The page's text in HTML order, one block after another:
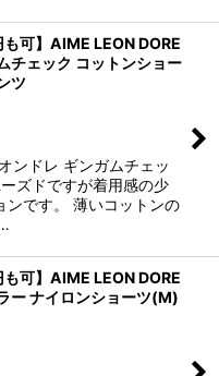
も可】AIME LEON DORE
チェック コットンショー
ツ
ンドレ ギンガムチェッ
ズドですが着用感の少
ンです。 薄いコットンの
も可】AIME LEON DORE
ー ナイロンショーツ(M)